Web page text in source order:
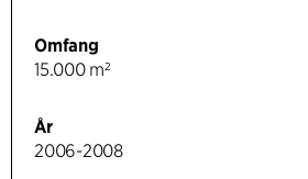
Omfang
15.000 m²
År
2006-2008